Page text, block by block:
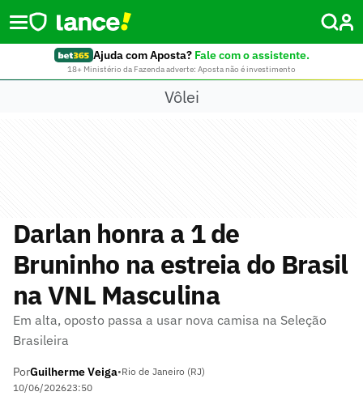
Ajuda com Aposta? Fale com o assistente.
18+ Ministério da Fazenda adverte: Aposta não é investimento
Vôlei
Darlan honra a 1 de
Bruninho na estreia do Brasil
na VNL Masculina
Em alta, oposto passa a usar nova camisa na Seleção
Brasileira
PorGuilherme Veiga•Rio de Janeiro (RJ)
10/06/202623:50